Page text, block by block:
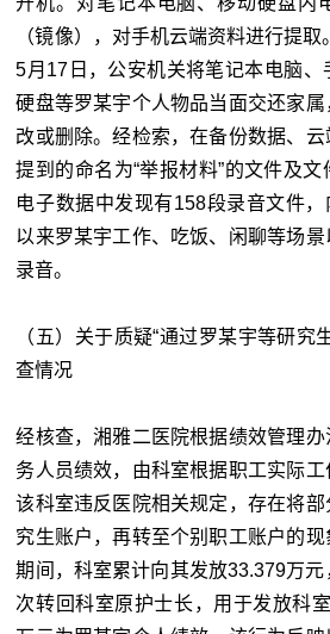
（镜像），对手机云端资料进行提
5月17日，公安机关将笔记本电脑、
硬盘等罗某宇个人物品当面交还家
改或删除。经检索，在备份数据、
提到的命名为“举报材料”的文件及
电子数据中发现有158段录音文件
以来罗某宇工作、吃饭、闲聊等场
录音。
（五）关于质疑“通过罗某宇等研究
查情况
经核查，湘雅二医院根据绩效管理
务人员绩效，由科室根据职工实际
该科室违反医院相关规定，存在将
究生账户，再转至个别职工账户的
期间，科室累计向其发放33.379万
次转回科室原护士长，用于发放科